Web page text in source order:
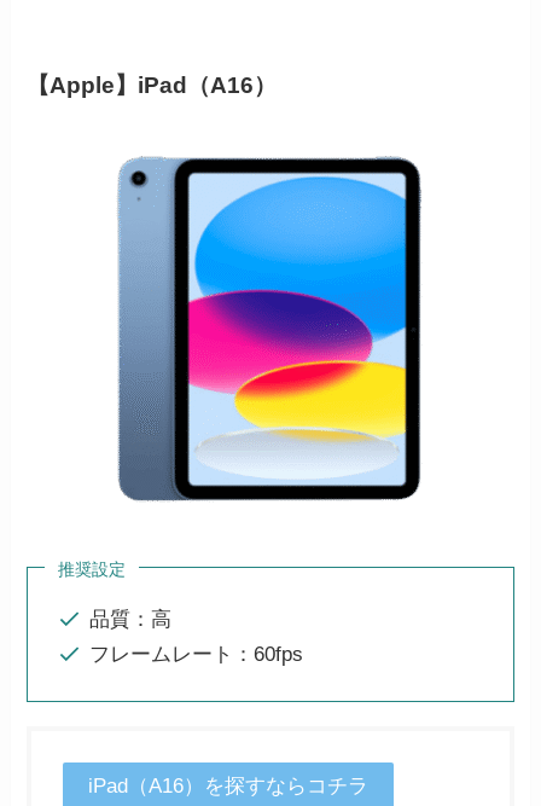
【Apple】iPad（A16）
推奨設定
品質：高
フレームレート：60fps
iPad（A16）を探すならコチラ